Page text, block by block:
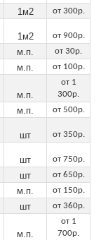
1м2 от 300р.
1м2 от 900р.
м.п. от 30р.
м.п. от 100р.
м.п.
от 1
300р.
м.п. от 500р.
шт от 350р.
шт от 750р.
шт от 650р.
м.п. от 150р.
шт от 360р.
м.п.
от 1
700р.